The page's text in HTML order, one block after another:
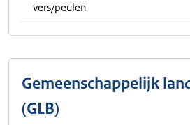
vers/peulen
Gemeenschappelijk
(GLB)